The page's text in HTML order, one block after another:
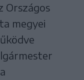
Országos
megyei